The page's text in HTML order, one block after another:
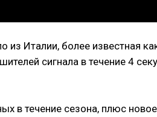
Италии, более известная
сигнала в течение 4
в течение сезона, плюс